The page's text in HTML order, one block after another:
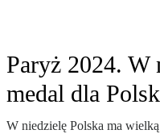
Paryż 2024. W
medal dla
W niedzielę Polska ma